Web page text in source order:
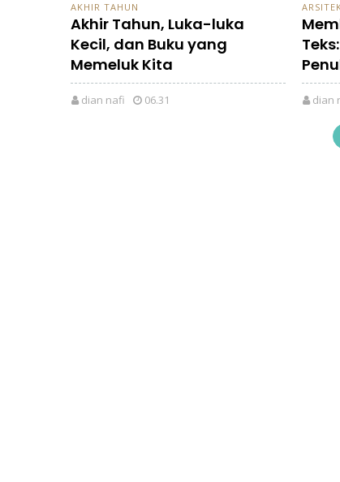
AKHIR TAHUN
Akhir Tahun, Luka-luka
Kecil, dan Buku yang
Memeluk Kita
dian nafi 06.31 dian